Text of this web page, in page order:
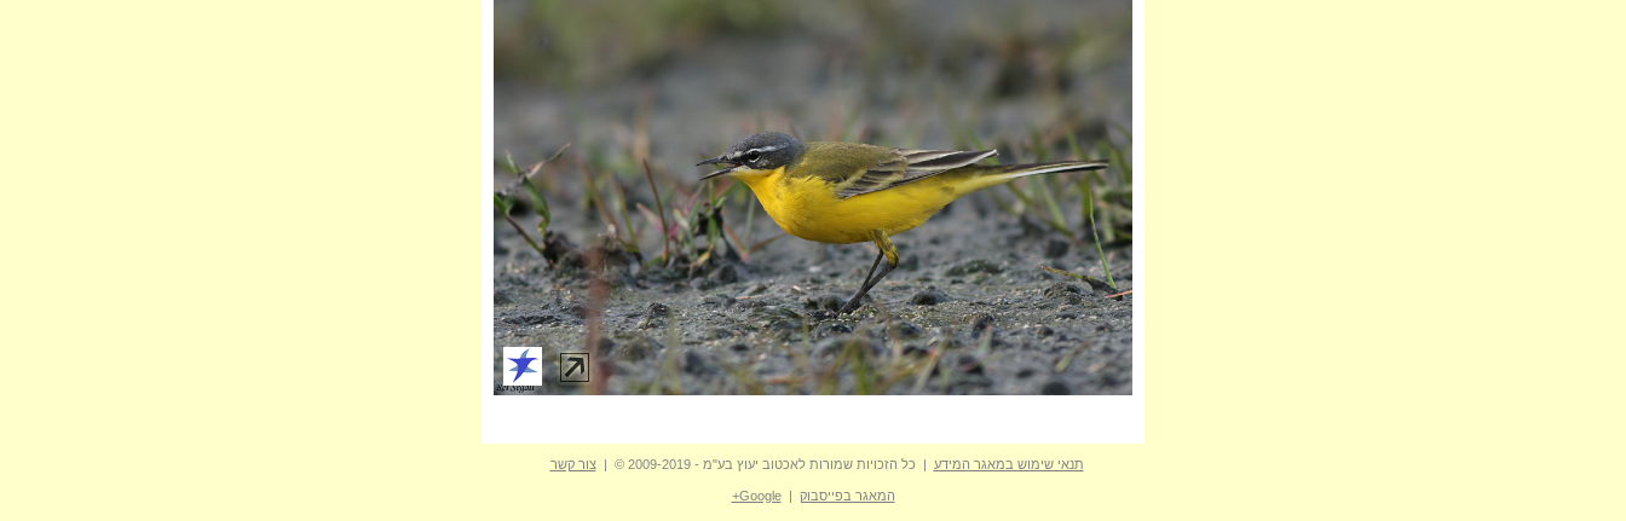
תנאי שימוש במאגר המידע | כל הזכויות שמורות לאכטוב יעוץ בע"מ - 2009-2019 © | צור קשר
המאגר בפייסבוק |
Google+